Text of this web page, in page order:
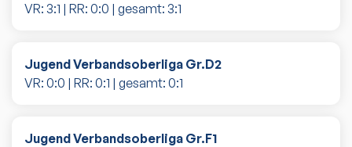
VR: 3:1 | RR: 0:0 | gesamt: 3:1
Jugend Verbandsoberliga Gr.D2
VR: 0:0 | RR: 0:1 | gesamt: 0:1
Jugend Verbandsoberliga Gr.F1